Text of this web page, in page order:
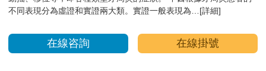
不同表現分為虛證和實證兩大類。實證一般表現為… [詳細]
在線咨詢 在線掛號